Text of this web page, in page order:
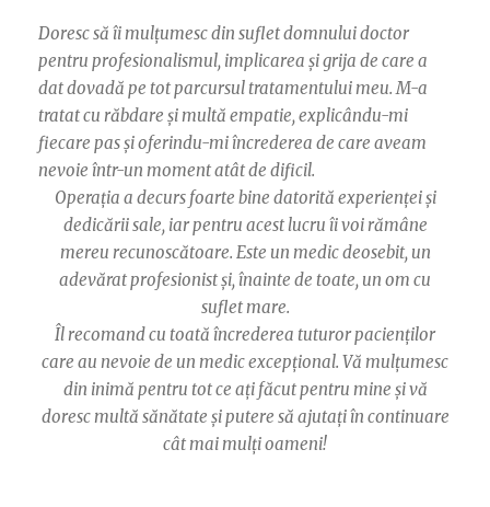
Doresc să îi mulțumesc din suflet domnului doctor
pentru profesionalismul, implicarea și grija de care a
dat dovadă pe tot parcursul tratamentului meu. M-a
tratat cu răbdare și multă empatie, explicându-mi
fiecare pas și oferindu-mi încrederea de care aveam
nevoie într-un moment atât de dificil.
Operația a decurs foarte bine datorită experienței și
dedicării sale, iar pentru acest lucru îi voi rămâne
mereu recunoscătoare. Este un medic deosebit, un
adevărat profesionist și, înainte de toate, un om cu
suflet mare.
Îl recomand cu toată încrederea tuturor pacienților
care au nevoie de un medic excepțional. Vă mulțumesc
din inimă pentru tot ce ați făcut pentru mine și vă
doresc multă sănătate și putere să ajutați în continuare
cât mai mulți oameni!